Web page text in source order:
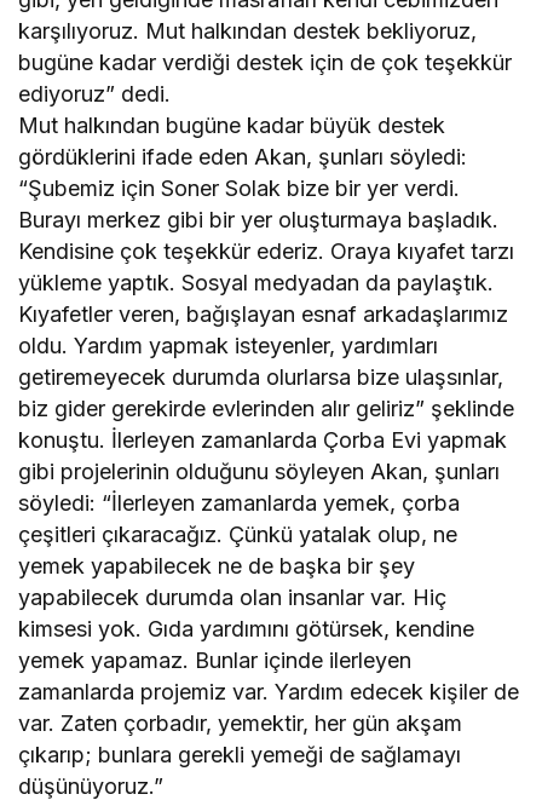
karşılıyoruz. Mut halkından destek bekliyoruz,
bugüne kadar verdiği destek için de çok teşekkür
ediyoruz” dedi.
Mut halkından bugüne kadar büyük destek
gördüklerini ifade eden Akan, şunları söyledi:
“Şubemiz için Soner Solak bize bir yer verdi.
Burayı merkez gibi bir yer oluşturmaya başladık.
Kendisine çok teşekkür ederiz. Oraya kıyafet tarzı
yükleme yaptık. Sosyal medyadan da paylaştık.
Kıyafetler veren, bağışlayan esnaf arkadaşlarımız
oldu. Yardım yapmak isteyenler, yardımları
getiremeyecek durumda olurlarsa bize ulaşsınlar,
biz gider gerekirde evlerinden alır geliriz” şeklinde
konuştu. İlerleyen zamanlarda Çorba Evi yapmak
gibi projelerinin olduğunu söyleyen Akan, şunları
söyledi: “İlerleyen zamanlarda yemek, çorba
çeşitleri çıkaracağız. Çünkü yatalak olup, ne
yemek yapabilecek ne de başka bir şey
yapabilecek durumda olan insanlar var. Hiç
kimsesi yok. Gıda yardımını götürsek, kendine
yemek yapamaz. Bunlar içinde ilerleyen
zamanlarda projemiz var. Yardım edecek kişiler de
var. Zaten çorbadır, yemektir, her gün akşam
çıkarıp; bunlara gerekli yemeği de sağlamayı
düşünüyoruz.”